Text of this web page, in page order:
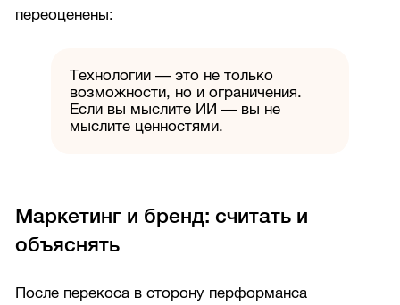
переоценены:
Технологии — это не только
возможности, но и ограничения.
Если вы мыслите ИИ — вы не
мыслите ценностями.
Маркетинг и бренд: считать и
объяснять
После перекоса в сторону перформанса